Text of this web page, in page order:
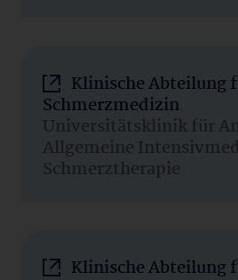
Klinische Abteilung
Schmerzmedizin
Universitätsklinik für
Allgemeine
Schmerztherapie
Klinische Abteilung